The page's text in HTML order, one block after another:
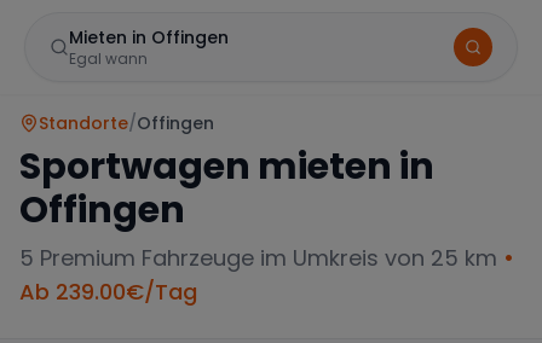
Mieten in Offingen
Egal wann
Standorte/Offingen
Sportwagen mieten in
Offingen
5 Premium Fahrzeuge im Umkreis von 25 km •
Ab 239.00€/Tag